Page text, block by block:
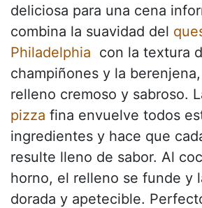
deliciosa para una cena
combina la suavidad del
Philadelphia con la textura
champiñones y la
relleno cremoso y sabroso.
pizza fina envuelve todos
ingredientes y hace que
resulte lleno de sabor. Al
horno, el relleno se funde y
dorada y apetecible.